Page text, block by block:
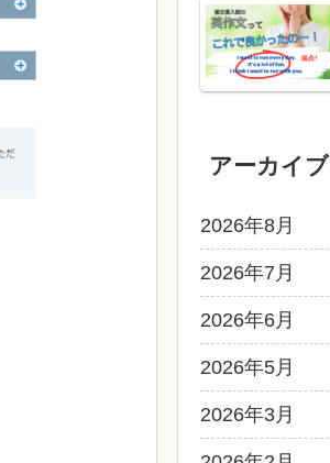
アーカイブ
2026年8月
2026年7月
2026年6月
2026年5月
2026年3月